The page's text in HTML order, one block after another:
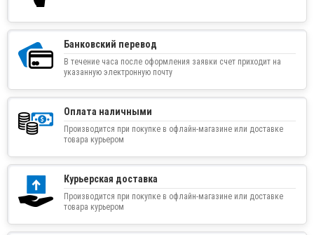
Банковский перевод
В течение часа после оформления заявки счет приходит на
указанную электронную почту
Оплата наличными
Производится при покупке в офлайн-магазине или доставке
товара курьером
Курьерская доставка
Производится при покупке в офлайн-магазине или доставке
товара курьером